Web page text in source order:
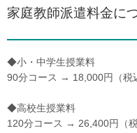
家庭教師派遣料金に
◆小・中学生授業料
90分コース → 18,000円（税
◆高校生授業料
120分コース → 26,400円（税